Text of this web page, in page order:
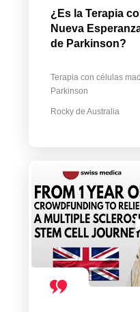
¿Es la Terapia
Nueva
de Parkinson?
Terapia con células
Parkinson
Rocky de Australia